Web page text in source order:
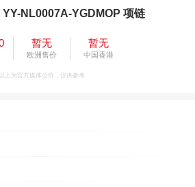
NL0007A-YGDMOP 项链
暂无
欧洲售价
暂无
中国香港
以上为官方媒体公价，仅供参考